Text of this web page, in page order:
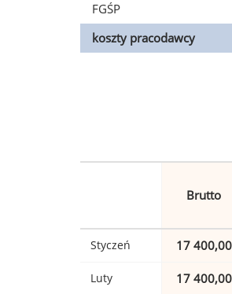
FGŚP
koszty pracodawcy
Brutto
Styczeń 17 400,00
Luty 17 400,00